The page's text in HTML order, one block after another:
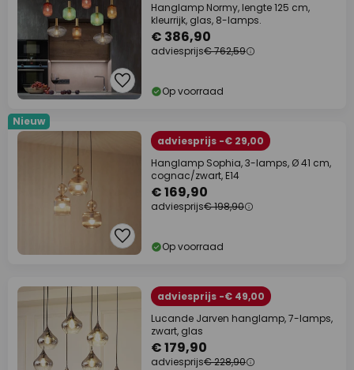
Hanglamp Normy, lengte 125 cm,
kleurrijk, glas, 8-lamps.
€ 386,90
adviesprijs€ 762,59
Op voorraad
Nieuw
adviesprijs -€ 29,00
Hanglamp Sophia, 3-lamps, Ø 41 cm,
cognac/zwart, E14
€ 169,90
adviesprijs€ 198,90
Op voorraad
adviesprijs -€ 49,00
Lucande Jarven hanglamp, 7-lamps,
zwart, glas
€ 179,90
adviesprijs€ 228,90